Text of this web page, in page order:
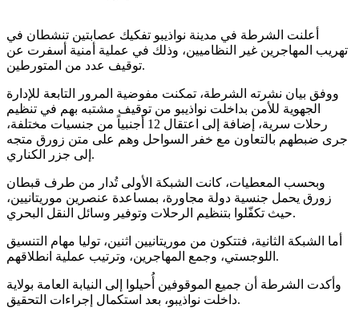
أعلنت الشرطة في مدينة نواذيبو تفكيك عصابتين تنشطان في
تهريب المهاجرين غير النظاميين، وذلك في عملية أمنية أسفرت عن
توقيف عدد من المتورطين.
ووفق بيان نشرته الشرطة، تمكنت مفوضية المرور التابعة للإدارة
الجهوية للأمن بداخلت نواذيبو من توقيف مشتبه بهم في تنظيم
رحلات سرية، إضافة إلى اعتقال 12 أجنبياً من جنسيات مختلفة،
جرى ضبطهم بالتعاون مع خفر السواحل وهم على متن زورق متجه
إلى جزر الكناري.
وبحسب المعطيات، كانت الشبكة الأولى تُدار من طرف قبطان
زورق يحمل جنسية دولة مجاورة، بمساعدة عنصرين موريتانيين،
حيث تكفّلوا بتنظيم الرحلات وتوفير وسائل النقل البحري.
أما الشبكة الثانية، فتتكون من موريتانيين اثنين، توليا مهام التنسيق
اللوجستي، وجمع المهاجرين، وترتيب عملية انطلاقهم.
وأكدت الشرطة أن جميع الموقوفين أُحيلوا إلى النيابة العامة بولاية
داخلت نواذيبو، بعد استكمال إجراءات التحقيق.